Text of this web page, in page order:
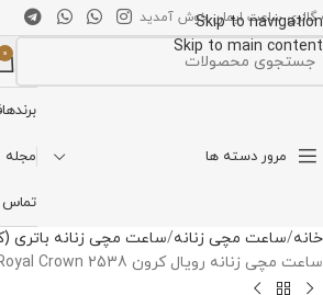
Skip to navigation
Skip to main content
گالری ساعت ایمان خوش آمدید
0
مرور دسته ها
برندها
مجله
تماس
خانه ساعت مچی زنانه ساعت مچی زنانه باتری
ساعت مچی زنانه رویال کرون Royal Crown 2538